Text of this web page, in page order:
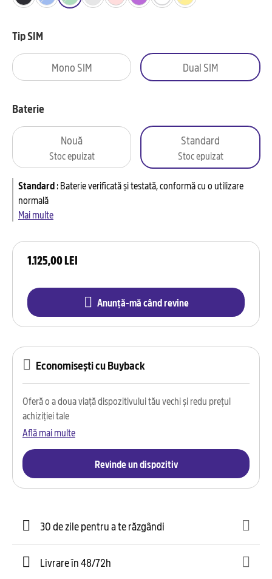
1.125,00 LEI
Anunță-mă când revine
Tip SIM
Mono SIM Dual SIM
Baterie
Nouă
Stoc epuizat
Standard
Stoc epuizat
Standard:Baterie verificată și testată, conformă cu o utilizare
normală
Mai multe
Economisești cu Buyback
Oferă o a doua viață dispozitivului tău vechi și redu prețul
achiziției tale
Află mai multe
Revinde un dispozitiv
30 de zile pentru a te răzgândi
Livrare în 48/72h